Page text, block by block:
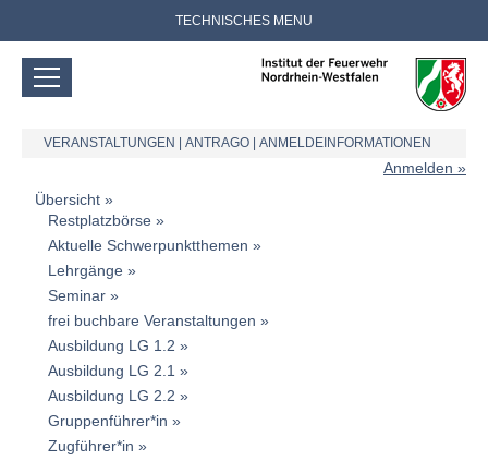
TECHNISCHES MENU
VERANSTALTUNGEN ANTRAGO ANMELDEINFORMATIONEN
Anmelden
Übersicht
Restplatzbörse
Aktuelle Schwerpunktthemen
Lehrgänge
Seminar
frei buchbare Veranstaltungen
Ausbildung LG 1.2
Ausbildung LG 2.1
Ausbildung LG 2.2
Gruppenführer*in
Zugführer*in